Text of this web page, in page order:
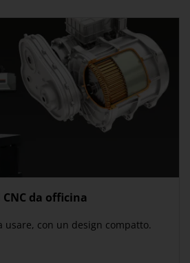
CNC da officina
usare, con un design compatto.